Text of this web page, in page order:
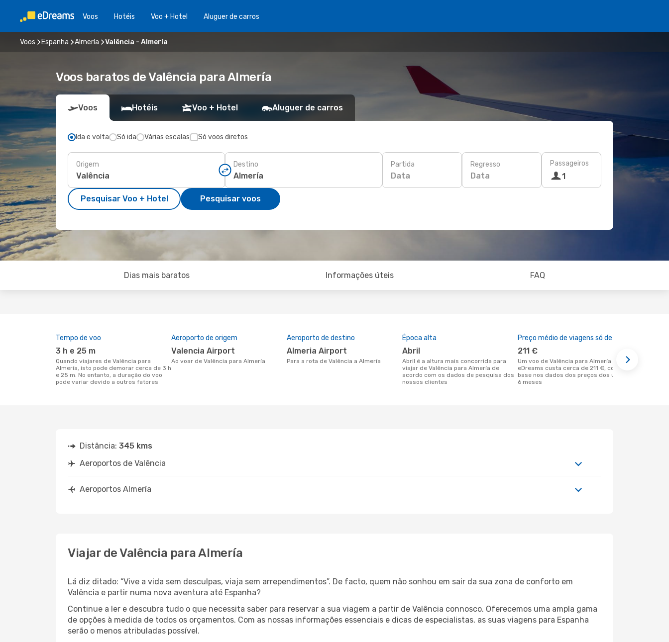
Voos Hotéis Voo + Hotel Aluguer de carros
Voos Espanha Almería Valência - Almería
Voos baratos de Valência para Almería
Voos Hotéis Voo + Hotel Aluguer de carros
Ida e volta Só ida Várias escalas Só voos diretos
Origem Destino Partida
Data
Regresso
Data
Passageiros
1
Pesquisar Voo + Hotel Pesquisar voos
Dias mais baratos Informações úteis FAQ
Tempo de voo
3 h e 25 m
Quando viajares de Valência para
Almería, isto pode demorar cerca de 3 h
e 25 m. No entanto, a duração do voo
pode variar devido a outros fatores
Aeroporto de origem
Valencia Airport
Ao voar de Valência para Almería
Aeroporto de destino
Almeria Airport
Para a rota de Valência a Almería
Época alta
abril
abril é a altura mais concorrida para
viajar de Valência para Almería de
acordo com os dados de pesquisa dos
nossos clientes
Preço médio de viagens só de ida
211 €
Um voo de Valência para Almería na
eDreams custa cerca de 211 €, com
base nos dados dos preços dos últimos
6 meses
Distância: 345 kms
Aeroportos de Valência
Aeroportos Almería
Viajar de Valência para Almería
Lá diz ditado: “Vive a vida sem desculpas, viaja sem arrependimentos”. De facto, quem não sonhou em sair da sua zona de conforto em
Valência e partir numa nova aventura até Espanha?
Continue a ler e descubra tudo o que necessita saber para reservar a sua viagem a partir de Valência connosco. Oferecemos uma ampla gama
de opções à medida de todos os orçamentos. Com as nossas informações essenciais e dicas de especialistas, as suas viagens para Espanha
serão o menos atribuladas possível.